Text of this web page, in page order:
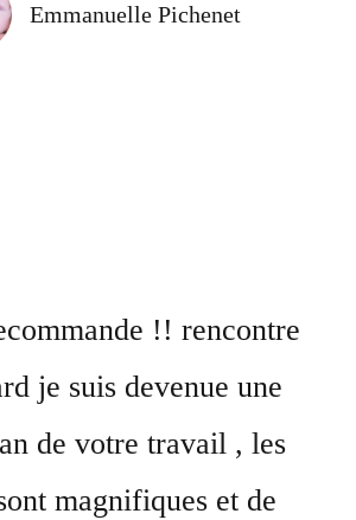
Emmanuelle Pichenet
!! rencontre
je suis devenue une
de votre travail , les
magnifiques et de